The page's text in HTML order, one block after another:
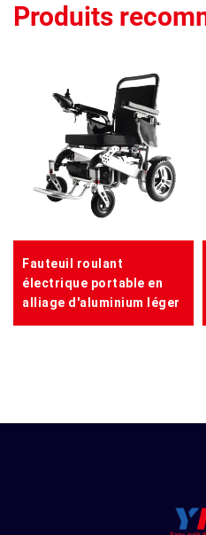
Produits
Fauteuil roulant
électrique portable en
alliage d'aluminium léger